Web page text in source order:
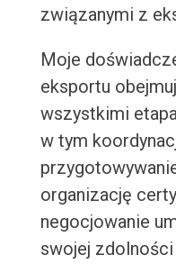
związanymi z
Moje
eksportu
wszystkimi
w tym
organizację
negocjowanie
swojej